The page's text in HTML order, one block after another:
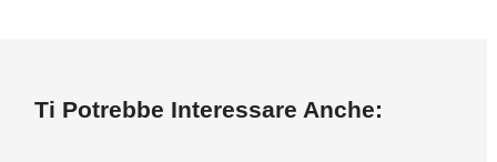
Ti Potrebbe Interessare Anche: